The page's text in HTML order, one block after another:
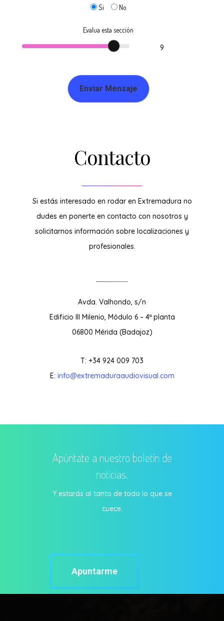
Si No
Evalua esta sección
9
Contacto
Si estás interesado en rodar en Extremadura no
dudes en ponerte en contacto con nosotros y
solicitarnos información sobre localizaciones y
profesionales.
Avda. Valhondo, s/n
Edificio III Milenio, Módulo 6 – 4ª planta
06800 Mérida (Badajoz)
T: +34 924 009 703
E: info@extremaduraaudiovisual.com
Apúntate a nuestro boletín de
noticias.
Y estarás al tanto de todo lo que se
cuece.
Apuntarme